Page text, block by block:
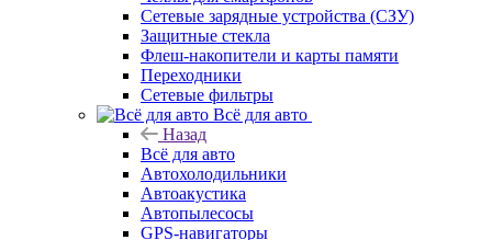
Сетевые зарядные устройства (СЗУ)
Защитные стекла
Флеш-накопители и карты памяти
Переходники
Сетевые фильтры
Всё для авто
Назад
Всё для авто
Автохолодильники
Автоакустика
Автопылесосы
GPS-навигаторы